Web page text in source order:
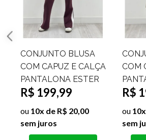
CONJUNTO BLUSA
COM CAPUZ E CALÇA
PANTALONA ESTER
R$ 199,99
ou 10x de R$ 20,00
sem juros
COM
R$
ou
sem